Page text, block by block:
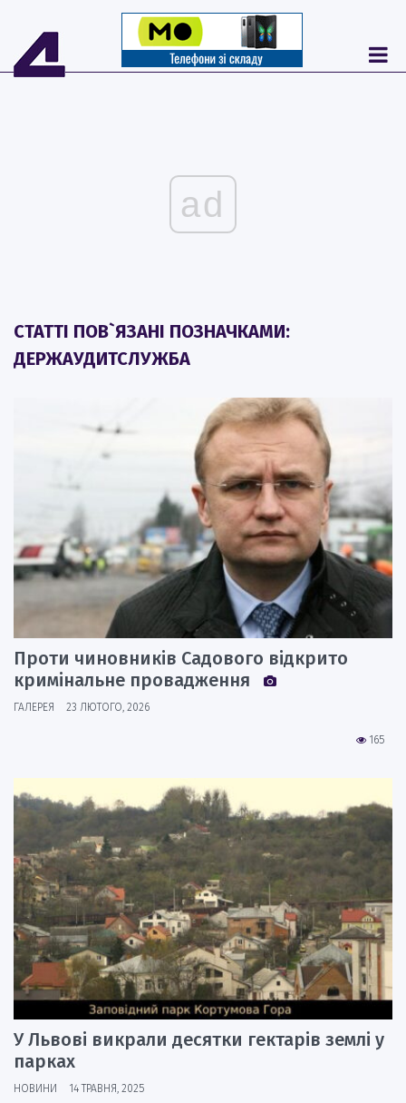
ad
СТАТТІ ПОВ`ЯЗАНІ ПОЗНАЧКАМИ:
ДЕРЖАУДИТСЛУЖБА
Проти чиновників Садового відкрито
кримінальне провадження
ГАЛЕРЕЯ 23 ЛЮТОГО, 2026
165
У Львові викрали десятки гектарів землі у
парках
НОВИНИ 14 ТРАВНЯ, 2025